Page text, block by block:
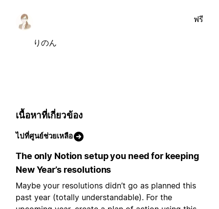
りのん
ฟรี
เนื้อหาที่เกี่ยวข้อง
ไปที่ศูนย์ช่วยเหลือ
The only Notion setup you need for keeping
New Year’s resolutions
Maybe your resolutions didn’t go as planned this
past year (totally understandable). For the